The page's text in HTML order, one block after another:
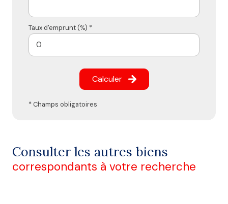
Taux d'emprunt (%) *
Calculer
* Champs obligatoires
Consulter les autres biens
correspondants à votre recherche